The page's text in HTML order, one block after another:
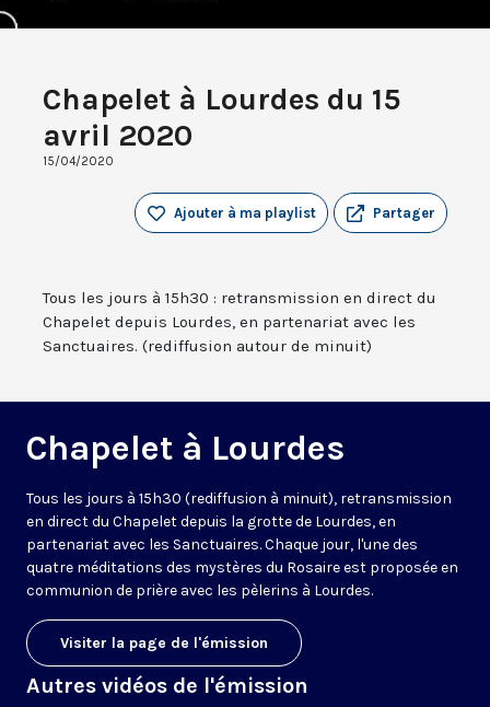
Chapelet à Lourdes du 15
avril 2020
15/04/2020
Partager
Ajouter à ma playlist
Tous les jours à 15h30 : retransmission en direct du
Chapelet depuis Lourdes, en partenariat avec les
Sanctuaires. (rediffusion autour de minuit)
Chapelet à Lourdes
Tous les jours à 15h30 (rediffusion à minuit), retransmission
en direct du Chapelet depuis la grotte de Lourdes, en
partenariat avec les Sanctuaires. Chaque jour, l'une des
quatre méditations des mystères du Rosaire est proposée en
communion de prière avec les pèlerins à Lourdes.
Visiter la page de l'émission
Autres vidéos de l'émission